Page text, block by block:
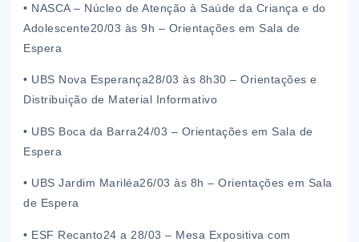
• NASCA – Núcleo de Atenção à Saúde da Criança e do
Adolescente20/03 às 9h – Orientações em Sala de
Espera
• UBS Nova Esperança28/03 às 8h30 – Orientações e
Distribuição de Material Informativo
• UBS Boca da Barra24/03 – Orientações em Sala de
Espera
• UBS Jardim Mariléa26/03 às 8h – Orientações em Sala
de Espera
• ESF Recanto24 a 28/03 – Mesa Expositiva com